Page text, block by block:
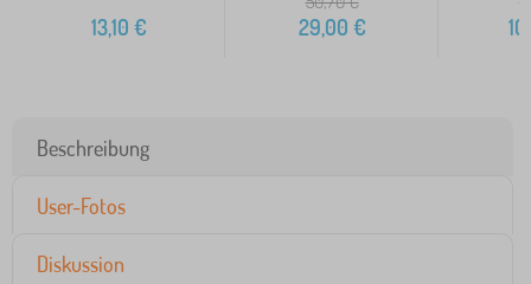
13,10 € 29,00 €
Beschreibung
User-Fotos
Diskussion